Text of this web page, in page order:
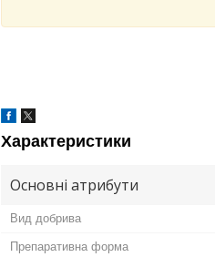
Характеристики
Основні атрибути
Вид добрива
Препаративна форма